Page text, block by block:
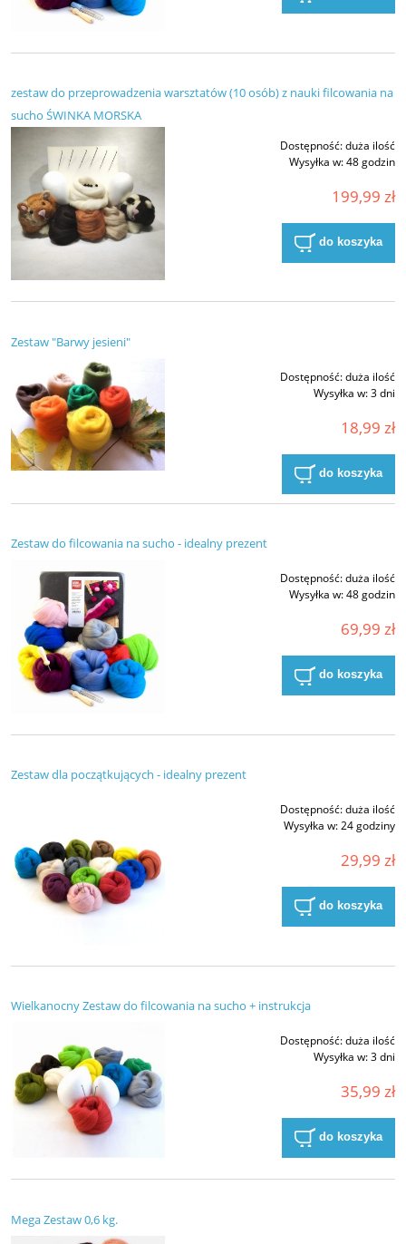
zestaw do przeprowadzenia warsztatów (10 osób) z nauki filcowania na
sucho ŚWINKA MORSKA
Dostępność:duża ilość
Wysyłka w:48 godzin
199,99 zł
do koszyka
Zestaw "Barwy jesieni"
Dostępność:duża ilość
Wysyłka w:3 dni
18,99 zł
do koszyka
Zestaw do filcowania na sucho - idealny prezent
Dostępność:duża ilość
Wysyłka w:48 godzin
69,99 zł
do koszyka
Zestaw dla początkujących - idealny prezent
Dostępność:duża ilość
Wysyłka w:24 godziny
29,99 zł
do koszyka
Wielkanocny Zestaw do filcowania na sucho + instrukcja
Dostępność:duża ilość
Wysyłka w:3 dni
35,99 zł
do koszyka
Mega Zestaw 0,6 kg.